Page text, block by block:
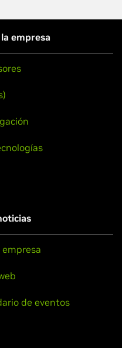
empresa
empresa
de eventos